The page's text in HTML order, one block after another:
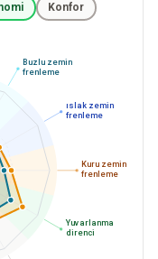
Konfor
Buzlu zemin
frenleme
ıslak zemin
frenleme
Kuru zemin
frenleme
Yuvarlanma
direnci